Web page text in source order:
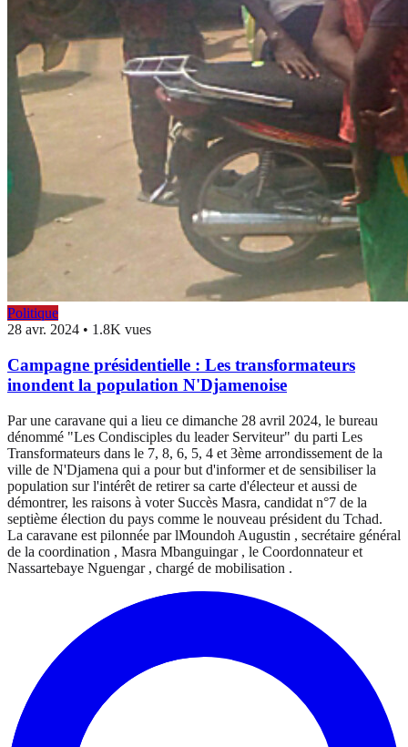
Politique
28 avr. 2024 • 1.8K vues
Campagne présidentielle : Les transformateurs
inondent la population N'Djamenoise
Par une caravane qui a lieu ce dimanche 28 avril 2024, le bureau
dénommé "Les Condisciples du leader Serviteur" du parti Les
Transformateurs dans le 7, 8, 6, 5, 4 et 3ème arrondissement de la
ville de N'Djamena qui a pour but d'informer et de sensibiliser la
population sur l'intérêt de retirer sa carte d'électeur et aussi de
démontrer, les raisons à voter Succès Masra, candidat n°7 de la
septième élection du pays comme le nouveau président du Tchad.
La caravane est pilonnée par lMoundoh Augustin , secrétaire général
de la coordination , Masra Mbanguingar , le Coordonnateur et
Nassartebaye Nguengar , chargé de mobilisation .